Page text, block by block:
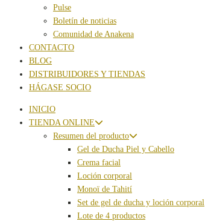
Pulse
Boletín de noticias
Comunidad de Anakena
CONTACTO
BLOG
DISTRIBUIDORES Y TIENDAS
HÁGASE SOCIO
INICIO
TIENDA ONLINE
Resumen del producto
Gel de Ducha Piel y Cabello
Crema facial
Loción corporal
Monoï de Tahití
Set de gel de ducha y loción corporal
Lote de 4 productos